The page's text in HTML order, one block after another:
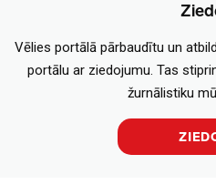
Vēlies portālā pārbaudītu un
portālu ar ziedojumu. Tas
žurnālistiku